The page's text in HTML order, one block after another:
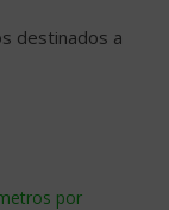
destinados a
por